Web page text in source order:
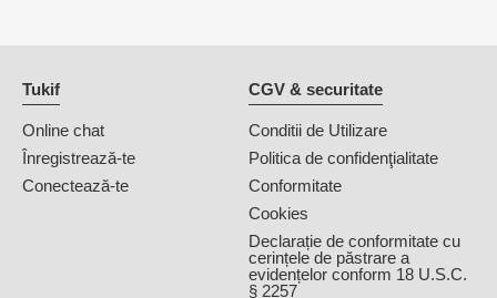
Tukif
Online chat
Înregistrează-te
Conectează-te
CGV & securitate
Conditii de Utilizare
Politica de confidenţialitate
Conformitate
Cookies
Declarație de conformitate cu
cerințele de păstrare a
evidențelor conform 18 U.S.C.
§ 2257